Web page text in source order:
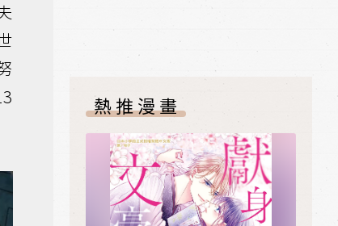
熱推漫畫